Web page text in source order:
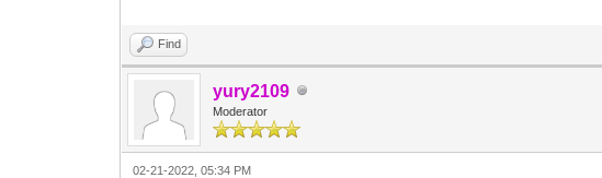
Find
yury2109
Moderator
02-21-2022, 05:34 PM